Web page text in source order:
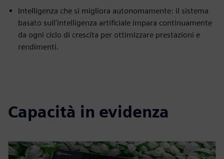
Intelligenza che si migliora autonomamente: il sistema
basato sull'intelligenza artificiale impara continuamente
da ogni ciclo di crescita per ottimizzare prestazioni e
rendimenti.
Capacità in evidenza